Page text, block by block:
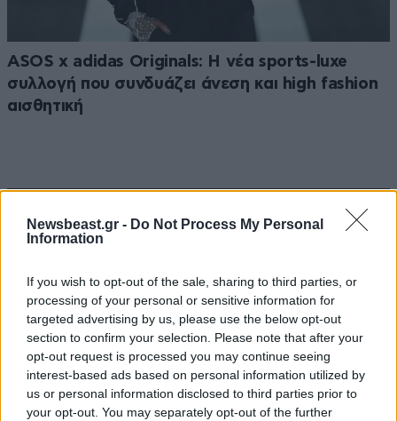
Newsbeast.gr - Do Not Process My Personal
Information
If you wish to opt-out of the sale, sharing to third parties, or
processing of your personal or sensitive information for
targeted advertising by us, please use the below opt-out
section to confirm your selection. Please note that after your
opt-out request is processed you may continue seeing
interest-based ads based on personal information utilized by
us or personal information disclosed to third parties prior to
your opt-out. You may separately opt-out of the further
ASOS x adidas Originals: Η νέα sports-luxe
συλλογή που συνδυάζει άνεση και high fashion
αισθητική
Ακολουθήστε τοNEWSBEAST στοGoogle News
και μάθετε πρώτοι όλες τις ειδήσεις